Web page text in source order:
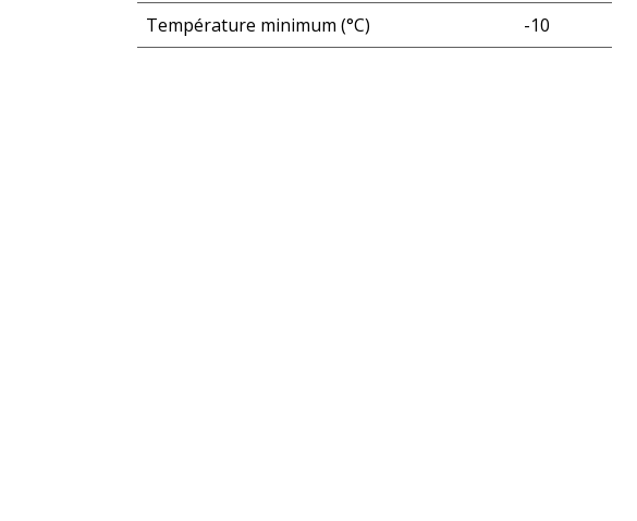
Température minimum (°C)
-10